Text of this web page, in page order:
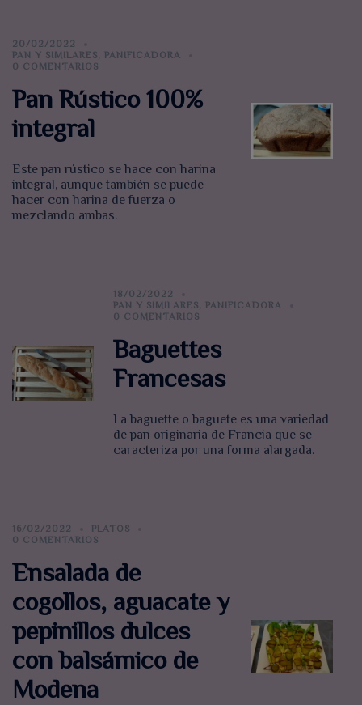
20/02/2022
PAN Y SIMILARES,
PANIFICADORA
0 COMENTARIOS
Pan Rústico 100%
integral
Este pan rústico se hace con harina
integral, aunque también se puede
hacer con harina de fuerza o
mezclando ambas.
18/02/2022
PAN Y SIMILARES,
PANIFICADORA
0 COMENTARIOS
Baguettes
Francesas
La baguette o baguete​ es una variedad
de pan originaria de Francia que se
caracteriza por una forma alargada.
16/02/2022
PLATOS
0 COMENTARIOS
Ensalada de
cogollos, aguacate y
pepinillos dulces
con balsámico de
Modena